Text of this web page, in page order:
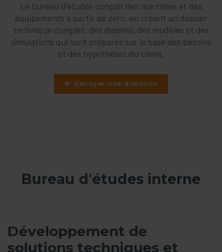
Le bureau d’études conçoit des machines et des
équipements à partir de zéro, en créant un dossier
technique complet, des dessins, des modèles et des
simulations qui sont préparés sur la base des besoins
et des hypothèses du client.
Envoyer une question
Bureau d'études interne
Développement de
solutions techniques et